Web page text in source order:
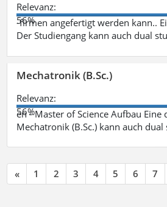
Relevanz:
56%
-firmen angefertigt werden kann..
Der Studiengang kann auch dual
Mechatronik (B.Sc.)
Relevanz:
56%
en - Master of Science Aufbau
Mechatronik (B.Sc.) kann auch
« 1 2 3 4 5 6 7